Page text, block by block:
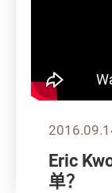
Eric
单？